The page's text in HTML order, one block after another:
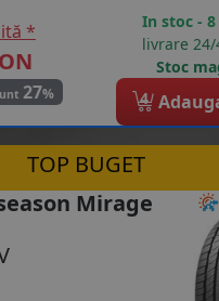
*
27%
In stoc -
livrare 24/
Stoc
4
TOP BUGET
Mirage